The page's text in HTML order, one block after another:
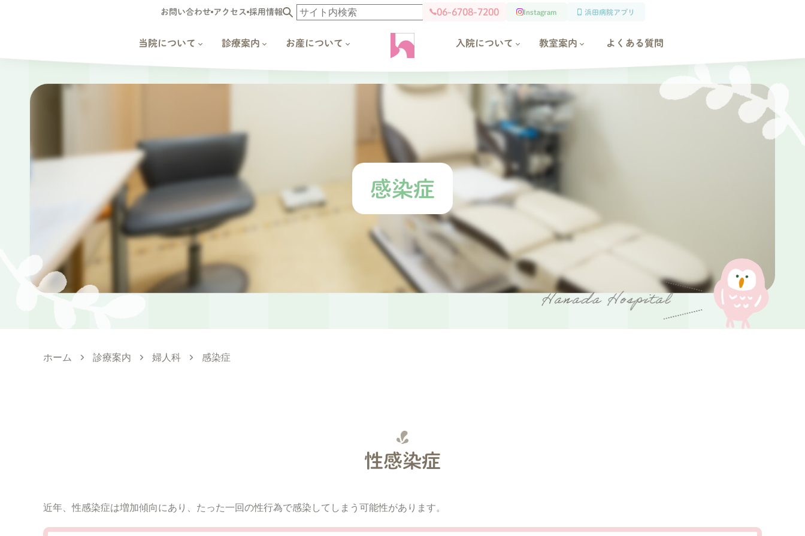
お問い合わせ アクセス 採用情報 06-6708-7200 Instagram 浜田病院アプリ
当院について 診療案内 お産について 入院について 教室案内 よくある質問
感染症
ホーム 診療案内 婦人科 感染症
性感染症
近年、性感染症は増加傾向にあり、たった一回の性行為で感染してしまう可能性があります。